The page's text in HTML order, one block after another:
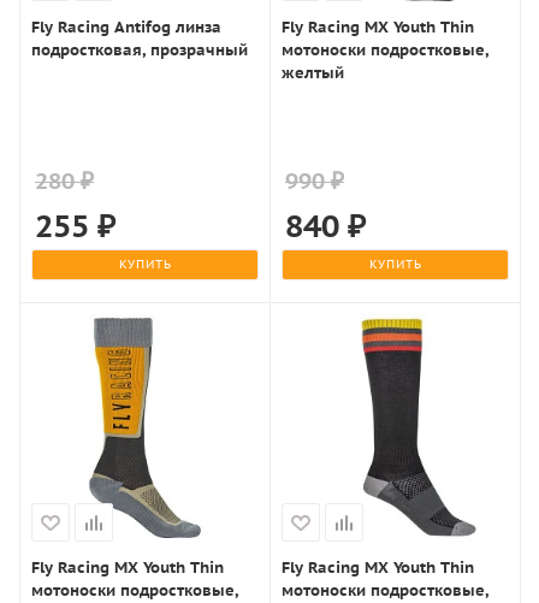
Fly Racing Antifog линза
подростковая, прозрачный
280 ₽
255 ₽
КУПИТЬ
Fly Racing MX Youth Thin
мотоноски подростковые,
желтый
990 ₽
840 ₽
КУПИТЬ
Fly Racing MX Youth Thin
мотоноски подростковые,
Fly Racing MX Youth Thin
мотоноски подростковые,